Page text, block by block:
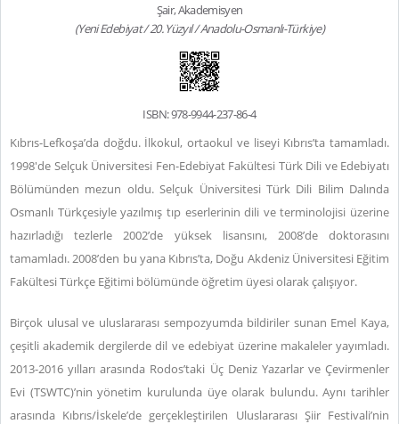
Şair, Akademisyen
(Yeni Edebiyat / 20. Yüzyıl / Anadolu-Osmanlı-Türkiye)
ISBN: 978-9944-237-86-4
Kıbrıs-Lefkoşa’da doğdu. İlkokul, ortaokul ve liseyi Kıbrıs’ta tamamladı.
1998'de Selçuk Üniversitesi Fen-Edebiyat Fakültesi Türk Dili ve Edebiyatı
Bölümünden mezun oldu. Selçuk Üniversitesi Türk Dili Bilim Dalında
Osmanlı Türkçesiyle yazılmış tıp eserlerinin dili ve terminolojisi üzerine
hazırladığı tezlerle 2002’de yüksek lisansını, 2008’de doktorasını
tamamladı. 2008’den bu yana Kıbrıs’ta, Doğu Akdeniz Üniversitesi Eğitim
Fakültesi Türkçe Eğitimi bölümünde öğretim üyesi olarak çalışıyor.
Birçok ulusal ve uluslararası sempozyumda bildiriler sunan Emel Kaya,
çeşitli akademik dergilerde dil ve edebiyat üzerine makaleler yayımladı.
2013-2016 yılları arasında Rodos’taki Üç Deniz Yazarlar ve Çevirmenler
Evi (TSWTC)’nin yönetim kurulunda üye olarak bulundu. Aynı tarihler
arasında Kıbrıs/İskele’de gerçekleştirilen Uluslararası Şiir Festivali’nin